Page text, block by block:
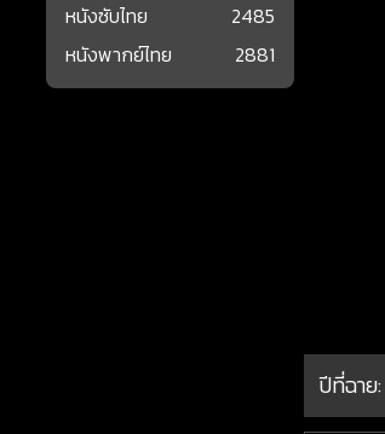
ปีที่ฉาย:
หนังซับไทย
2485
หนังพากย์ไทย
2881